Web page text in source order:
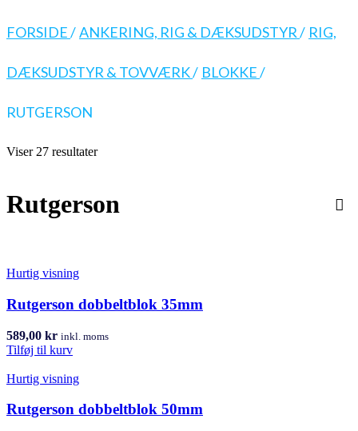
FORSIDE/ANKERING, RIG & DÆKSUDSTYR/ RIG,
DÆKSUDSTYR & TOVVÆRK/ BLOKKE/
RUTGERSON
Viser 27 resultater
Rutgerson
Hurtig visning
Rutgerson dobbeltblok 35mm
589,00 kr inkl. moms
Tilføj til kurv
Hurtig visning
Rutgerson dobbeltblok 50mm